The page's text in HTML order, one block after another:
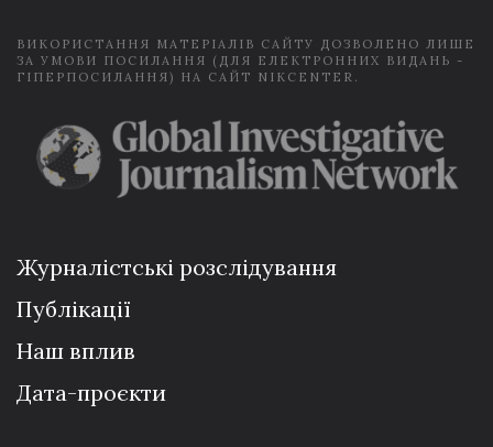
ВИКОРИСТАННЯ МАТЕРІАЛІВ САЙТУ ДОЗВОЛЕНО ЛИШЕ
ЗА УМОВИ ПОСИЛАННЯ (ДЛЯ ЕЛЕКТРОННИХ ВИДАНЬ -
ГІПЕРПОСИЛАННЯ) НА САЙТ NIKCENTER.
Журналістські розслідування
Публікації
Наш вплив
Дата-проєкти